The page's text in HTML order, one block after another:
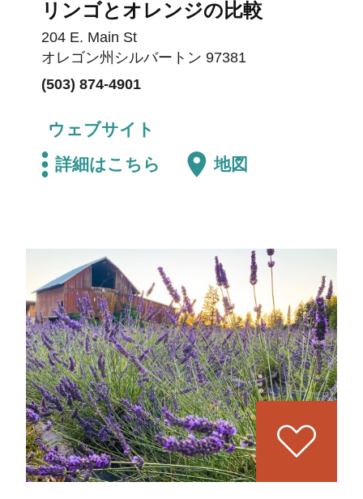
リンゴとオレンジの比較
204 E. Main St
オレゴン州シルバートン 97381
(503) 874-4901
ウェブサイト
詳細はこちら
地図